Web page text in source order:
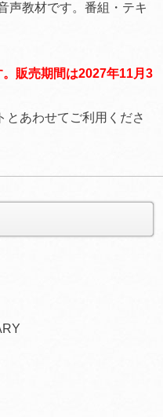
声教材です。番組・テキ
販売期間は2027年11月3
あわせてご利用くださ